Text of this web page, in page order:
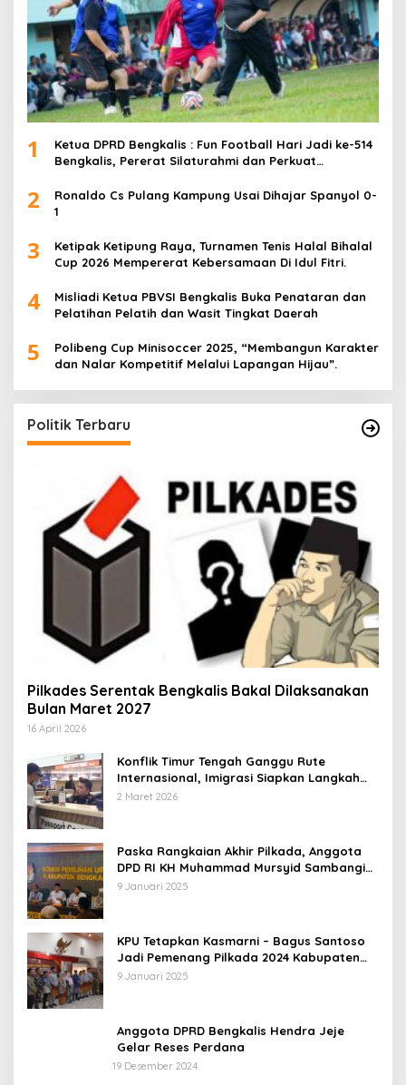
1
Ketua DPRD Bengkalis : Fun Football Hari Jadi ke-514
Bengkalis, Pererat Silaturahmi dan Perkuat
2
Ronaldo Cs Pulang Kampung Usai Dihajar Spanyol 0-
1
3
Ketipak Ketipung Raya, Turnamen Tenis Halal Bihalal
Cup 2026 Mempererat Kebersamaan Di Idul Fitri.
4
Misliadi Ketua PBVSI Bengkalis Buka Penataran dan
Pelatihan Pelatih dan Wasit Tingkat Daerah
5
Polibeng Cup Minisoccer 2025, “Membangun Karakter
dan Nalar Kompetitif Melalui Lapangan Hijau”.
Politik Terbaru
Pilkades Serentak Bengkalis Bakal Dilaksanakan
Bulan Maret 2027
16 April 2026
Konflik Timur Tengah Ganggu Rute
Internasional, Imigrasi Siapkan Langkah
Antisipatif
2 Maret 2026
Paska Rangkaian Akhir Pilkada, Anggota
DPD RI KH Muhammad Mursyid Sambangi
KPU Bengkalis
9 Januari 2025
KPU Tetapkan Kasmarni – Bagus Santoso
Jadi Pemenang Pilkada 2024 Kabupaten
Bengkalis
9 Januari 2025
Anggota DPRD Bengkalis Hendra Jeje
Gelar Reses Perdana
19 Desember 2024